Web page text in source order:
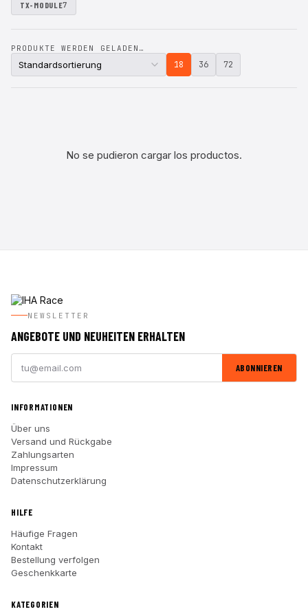
TX-MODULE7
PRODUKTE WERDEN GELADEN…
18 36 72
No se pudieron cargar los productos.
NEWSLETTER
ANGEBOTE UND NEUHEITEN ERHALTEN
ABONNIEREN
INFORMATIONEN
Über uns
Versand und Rückgabe
Zahlungsarten
Impressum
Datenschutzerklärung
HILFE
Häufige Fragen
Kontakt
Bestellung verfolgen
Geschenkkarte
KATEGORIEN